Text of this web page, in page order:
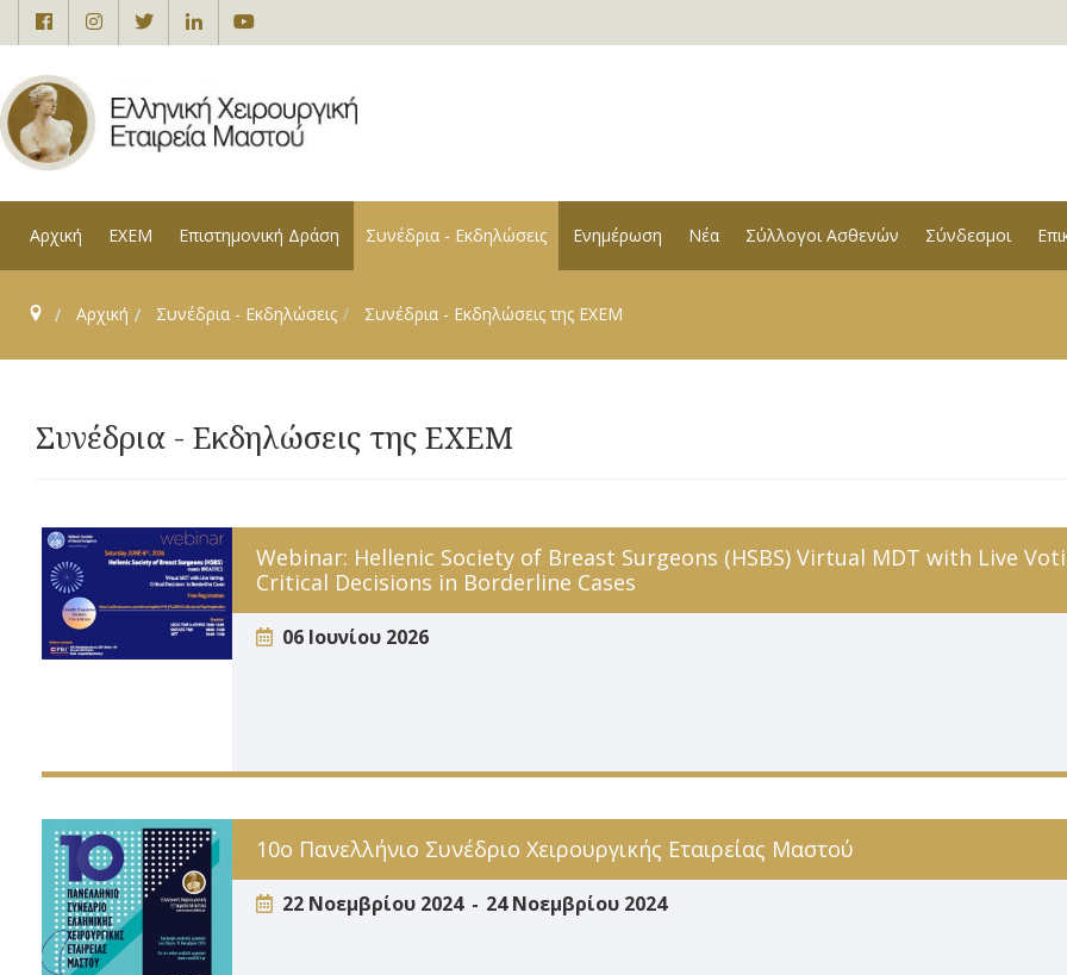
Αρχική ΕΧΕΜ Επιστημονική Δράση Συνέδρια - Εκδηλώσεις Ενημέρωση Νέα Σύλλογοι Ασθενών Σύνδεσμοι
Αρχική Συνέδρια - Εκδηλώσεις Συνέδρια - Εκδηλώσεις της ΕΧΕΜ
Συνέδρια - Εκδηλώσεις της ΕΧΕΜ
Webinar: Hellenic Society of Breast Surgeons (HSBS) Virtual MDT with Live
Critical Decisions in Borderline Cases
06 Ιουνίου 2026
10o Πανελλήνιο Συνέδριο Χειρουργικής Εταιρείας Μαστού
22 Νοεμβρίου 2024 24 Νοεμβρίου 2024